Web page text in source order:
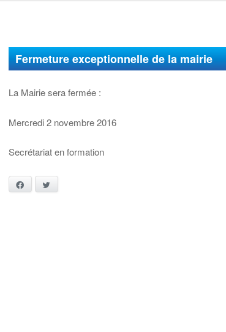
Fermeture exceptionnelle de la mairie
La Mairie sera fermée :
Mercredi 2 novembre 2016
Secrétariat en formation
Facebook